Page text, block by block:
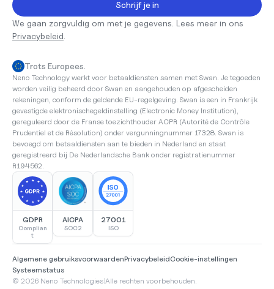
Schrijf je in
Privacybeleid
Trots Europees.
Neno Technology werkt voor betaaldiensten samen met Swan. Je tegoeden
worden veilig beheerd door Swan en aangehouden op afgescheiden
rekeningen, conform de geldende EU-regelgeving. Swan is een in Frankrijk
gevestigde elektronischegeldinstelling (Electronic Money Institution),
gereguleerd door de Franse toezichthouder ACPR (Autorité de Contrôle
Prudentiel et de Résolution) onder vergunningnummer 17328. Swan is
bevoegd om betaaldiensten aan te bieden in Nederland en staat
geregistreerd bij De Nederlandsche Bank onder registratienummer
R194562.
GDPR
Complian
t
AICPA
SOC2
27001
ISO
Algemene gebruiksvoorwaardenPrivacybeleidCookie-instellingen
Systeemstatus
© 2026 Neno Technologies|Alle rechten voorbehouden.